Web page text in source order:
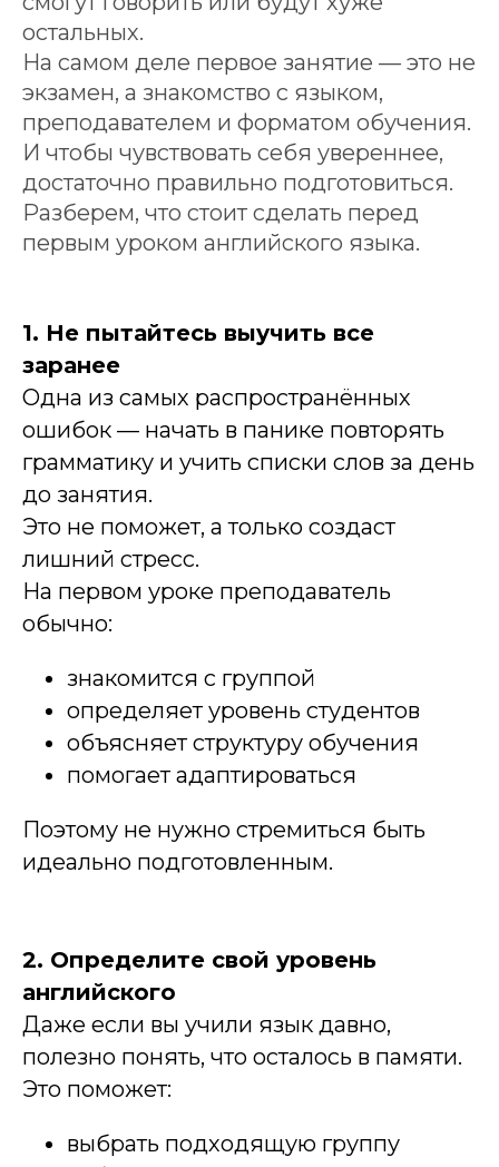
остальных.
На самом деле первое занятие — это не
экзамен, а знакомство с языком,
преподавателем и форматом обучения.
И чтобы чувствовать себя увереннее,
достаточно правильно подготовиться.
Разберем, что стоит сделать перед
первым уроком английского языка.
1. Не пытайтесь выучить все
заранее
Одна из самых распространённых
ошибок — начать в панике повторять
грамматику и учить списки слов за день
до занятия.
Это не поможет, а только создаст
лишний стресс.
На первом уроке преподаватель
обычно:
знакомится с группой
определяет уровень студентов
объясняет структуру обучения
помогает адаптироваться
Поэтому не нужно стремиться быть
идеально подготовленным.
2. Определите свой уровень
английского
Даже если вы учили язык давно,
полезно понять, что осталось в памяти.
Это поможет:
выбрать подходящую группу